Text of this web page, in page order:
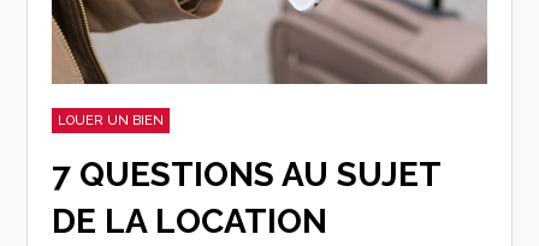
LOUER UN BIEN
7 QUESTIONS AU SUJET
DE LA LOCATION